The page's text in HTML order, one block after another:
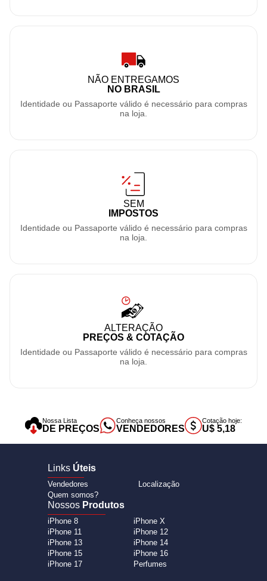
NÃO ENTREGAMOS
NO BRASIL
Identidade ou Passaporte válido é necessário para compras
na loja.
SEM
IMPOSTOS
Identidade ou Passaporte válido é necessário para compras
na loja.
ALTERAÇÃO
PREÇOS & COTAÇÃO
Identidade ou Passaporte válido é necessário para compras
na loja.
Nossa Lista
DE PREÇOS
Conheça nossos
VENDEDORES
Cotação hoje:
U$ 5,18
Links Úteis
Vendedores
Localização
Quem somos?
Nossos Produtos
iPhone 8
iPhone X
iPhone 11
iPhone 12
iPhone 13
iPhone 14
iPhone 15
iPhone 16
iPhone 17
Perfumes